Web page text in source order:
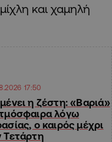
και χαμηλή
17:50
η ζέστη: «Βαριά»
λόγω
ο καιρός μέχρι
Τετάρτη